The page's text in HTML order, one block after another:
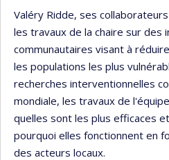
Valéry Ridde, ses
les travaux de la chaire sur des
communautaires visant à
les populations les plus
recherches interventionnelles
mondiale, les travaux de
quelles sont les plus efficaces
pourquoi elles fonctionnent en
des acteurs locaux.